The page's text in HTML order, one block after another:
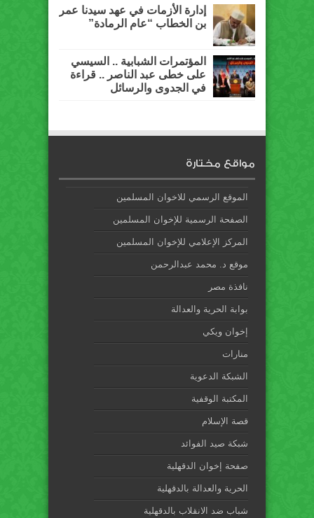
إدارة الأزمات في عهد سيدنا عمر
بن الخطاب “عام الرمادة”
المؤتمرات الشبابية .. السيسي
على خطى عبد الناصر .. قراءة
في الجدوى والرسائل
مواقع مختارة
الموقع الرسمي للاخوان المسلمين
الصفحة الرسمية للإخوان المسلمين
المركز الإعلامي للإخوان المسلمين
موقع د. محمد عبدالرحمن
نافذة مصر
بوابة الحرية والعدالة
إخوان ويكي
منارات
الشبكة الدعوية
المكتبة الوقفية
قصة الإسلام
شبكة صيد الفوائد
صفحة إخوان الدقهلية
الحرية والعدالة بالدقهلية
شباب ضد الانقلاب بالدقهلية